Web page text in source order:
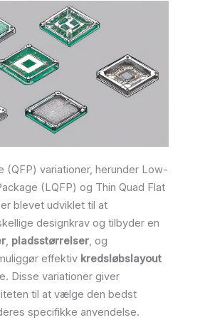
(QFP) variationer, herunder Low-
(LQFP) og Thin Quad Flat
blevet udviklet til at
designkrav og tilbyder en
, pladsstørrelser, og
effektiv kredsløbslayout
Disse variationer giver
til at vælge den bedst
specifikke anvendelse.